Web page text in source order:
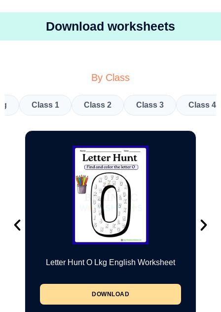
Download worksheets
By Class
Class 1 Class 2 Class 3 Class 4
Letter Hunt O Lkg English Worksheet
DOWNLOAD